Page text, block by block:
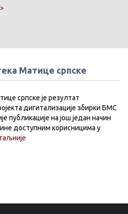
Матице српске
српске је резултат
дигитализације збирки БМС
публикације на још један начин
доступним корисницима у